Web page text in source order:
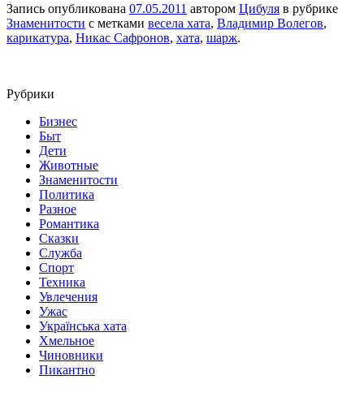
Запись опубликована 07.05.2011 автором Цибуля в рубрике
Знаменитости с метками весела хата, Владимир Волегов,
карикатура, Никас Сафронов, хата, шарж.
Рубрики
Бизнес
Быт
Дети
Животные
Знаменитости
Политика
Разное
Романтика
Сказки
Служба
Спорт
Техника
Увлечения
Ужас
Українська хата
Хмельное
Чиновники
Пикантно